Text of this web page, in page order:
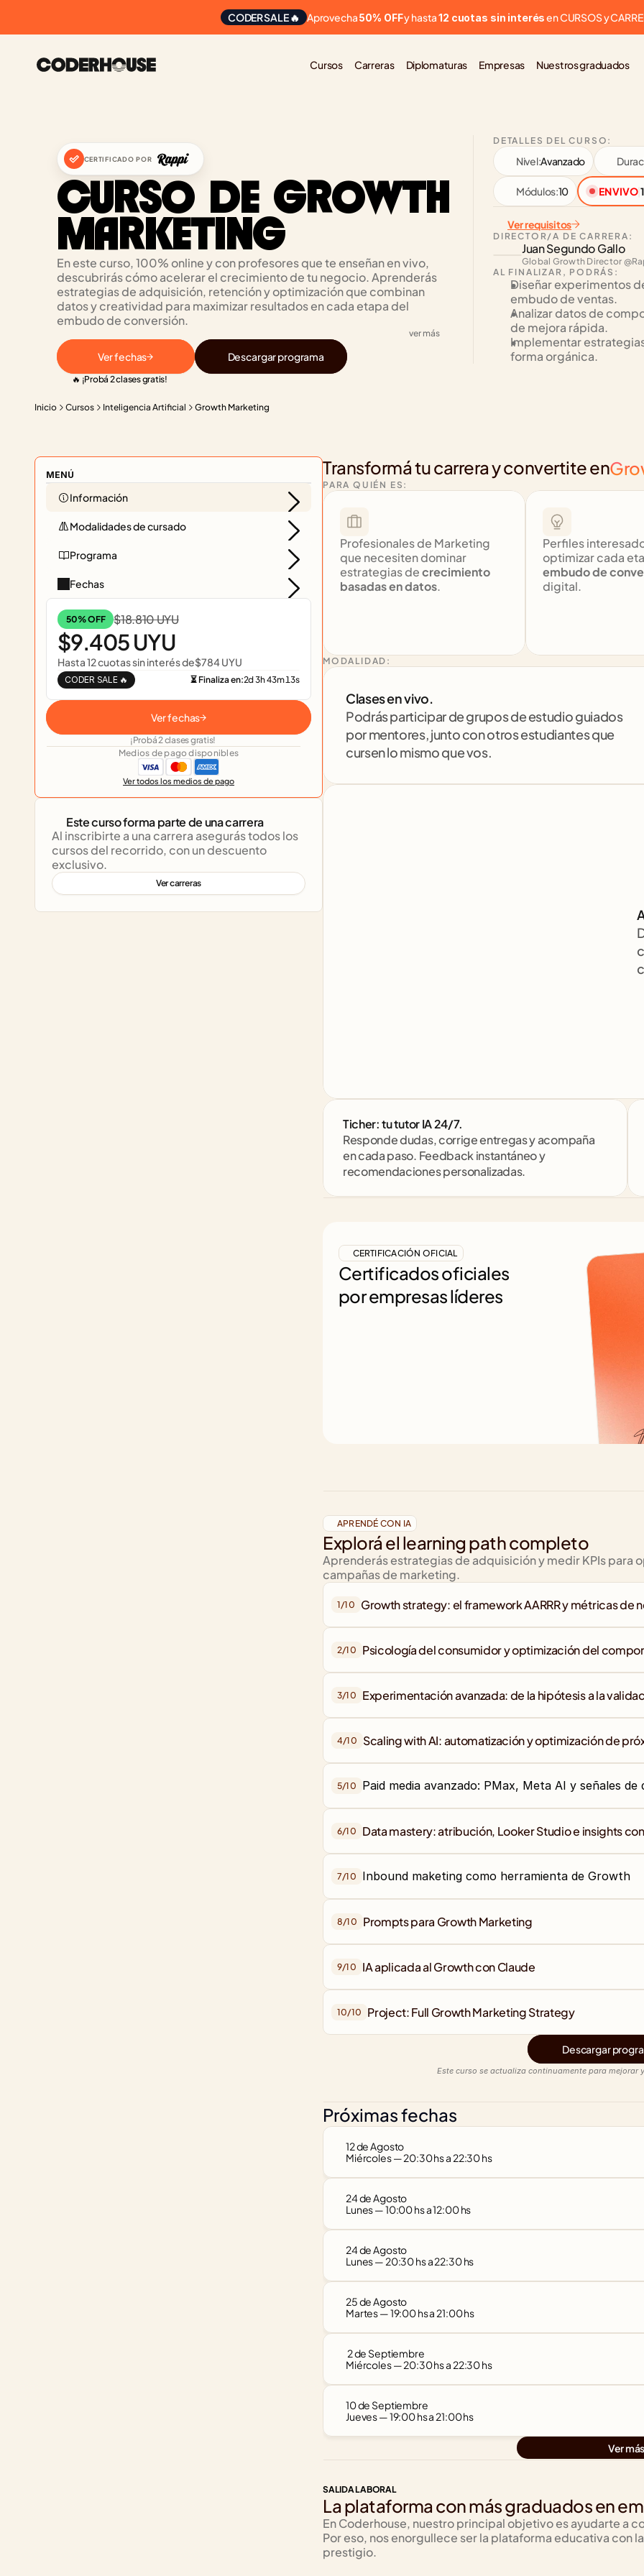
CODER SALE 🔥 Aprovecha 50% OFF y hasta 12 cuotas sin interés en CURSOS y
Cursos Carreras Diplomaturas Empresas Nuestros graduados
CERTIFICADO POR
CURSO DE GROWTH
MARKETING
En este curso, 100% online y con profesores que te enseñan en vivo,
descubrirás cómo acelerar el crecimiento de tu negocio. Aprenderás
estrategias de adquisición, retención y optimización que combinan
datos y creatividad para maximizar resultados en cada etapa del
embudo de conversión.
ver más
Ver fechas
🔥 ¡Probá 2 clases gratis!
Descargar programa
DETALLES DEL CURSO:
Nivel:Avanzado
Módulos:10 EN VIVO|
Ver requisitos
DIRECTOR/A DE CARRERA:
Juan Segundo Gallo
Global Growth Director
AL FINALIZAR, PODRÁS:
Diseñar experimentos
embudo de ventas.
Analizar datos de
de mejora rápida.
Implementar
forma orgánica.
Inicio Cursos Inteligencia Artificial Growth Marketing
MENÚ
Información
Modalidades de cursado
Programa
Fechas
50% OFF $18.810 UYU
$9.405 UYU
Hasta 12 cuotas sin interés de$784 UYU
CODER SALE 🔥 ⏳ Finaliza en:2d3h43m13s
Ver fechas
¡Probá 2 clases gratis!
Medios de pago disponibles
Ver todos los medios de pago
Este curso forma parte de una carrera
Al inscribirte a una carrera asegurás todos los
cursos del recorrido, con un descuento
exclusivo.
Ver carreras
Transformá tu carrera y convertite en
PARA QUIÉN ES:
Profesionales de Marketing
que necesiten dominar
estrategias de crecimiento
basadas en datos.
Perfiles
embudo de
digital.
MODALIDAD:
Clases en vivo.
Podrás participar de grupos de estudio guiados
por mentores, junto con otros estudiantes que
cursen lo mismo que vos.
Ticher: tu tutor IA 24/7.
Responde dudas, corrige entregas y acompaña
en cada paso. Feedback instantáneo y
recomendaciones personalizadas.
CERTIFICACIÓN OFICIAL
Certificados oficiales
por empresas líderes
APRENDÉ CON IA
Explorá el learning path completo
Aprenderás estrategias de adquisición y medir KPIs para
campañas de marketing.
1/10 Growth strategy: el framework AARRR y métricas de
2/10 Psicología del consumidor y optimización del
3/10
4/10
5/10
6/10
7/10 Inbound maketing como herramienta de Growth
8/10 Prompts para Growth Marketing
9/10
10/10 Project: Full Growth Marketing Strategy
Descargar
Este curso se actualiza continuamente para
Próximas fechas
12 de Agosto
Miércoles — 20:30 hs a 22:30 hs
24 de Agosto
Lunes — 10:00 hs a 12:00 hs
24 de Agosto
Lunes — 20:30 hs a 22:30 hs
25 de Agosto
Martes — 19:00 hs a 21:00 hs
2 de Septiembre
Miércoles — 20:30 hs a 22:30 hs
10 de Septiembre
Jueves — 19:00 hs a 21:00 hs
Ver más
SALIDA LABORAL
La plataforma con más graduados en
En Coderhouse, nuestro principal objetivo es ayudarte a
Por eso, nos enorgullece ser la plataforma educativa con
prestigio.